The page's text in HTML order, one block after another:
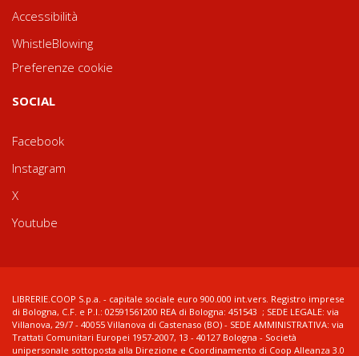
Accessibilità
WhistleBlowing
Preferenze cookie
SOCIAL
Facebook
Instagram
X
Youtube
LIBRERIE.COOP S.p.a. - capitale sociale euro 900.000 int.vers. Registro imprese
di Bologna, C.F. e P.I.: 02591561200 REA di Bologna: 451543 ; SEDE LEGALE: via
Villanova, 29/7 - 40055 Villanova di Castenaso (BO) - SEDE AMMINISTRATIVA: via
Trattati Comunitari Europei 1957-2007, 13 - 40127 Bologna - Società
unipersonale sottoposta alla Direzione e Coordinamento di Coop Alleanza 3.0